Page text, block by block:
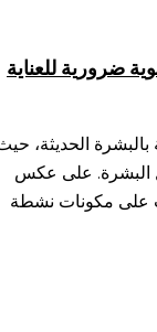
ضرورية للعناية
الحديثة،
البشرة. على عكس
على مكونات نشطة